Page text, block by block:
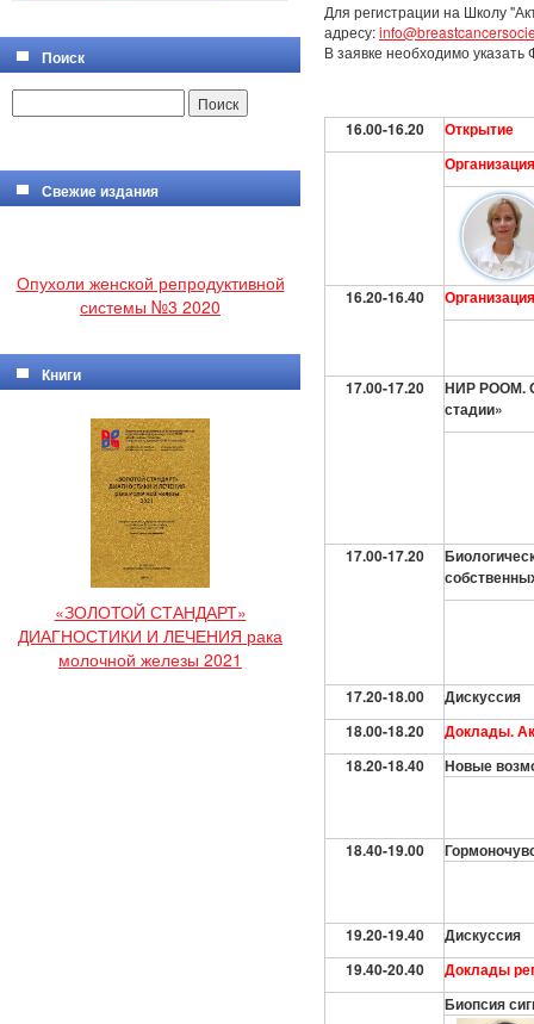
Поиск
Свежие издания
Опухоли женской репродуктивной
системы №3 2020
Книги
«ЗОЛОТОЙ СТАНДАРТ»
ДИАГНОСТИКИ И ЛЕЧЕНИЯ рака
молочной железы 2021
Для регистрации на Школу
адресу:
В заявке необходимо
16.00-16.20
Открытие
16.20-16.40
17.00-17.20 НИР РООМ.
стадии»
17.00-17.20
17.20-18.00
Дискуссия
18.00-18.20
Доклады.
18.20-18.40
Новые
18.40-19.00
19.20-19.40
Дискуссия
19.40-20.40
Доклады
Биопсия